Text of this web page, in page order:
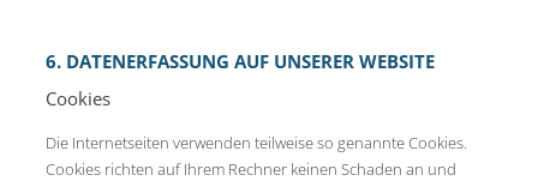
6. DATENERFASSUNG AUF UNSERER WEBSITE
Cookies
Die Internetseiten verwenden teilweise so genannte Cookies.
Cookies richten auf Ihrem Rechner keinen Schaden an und